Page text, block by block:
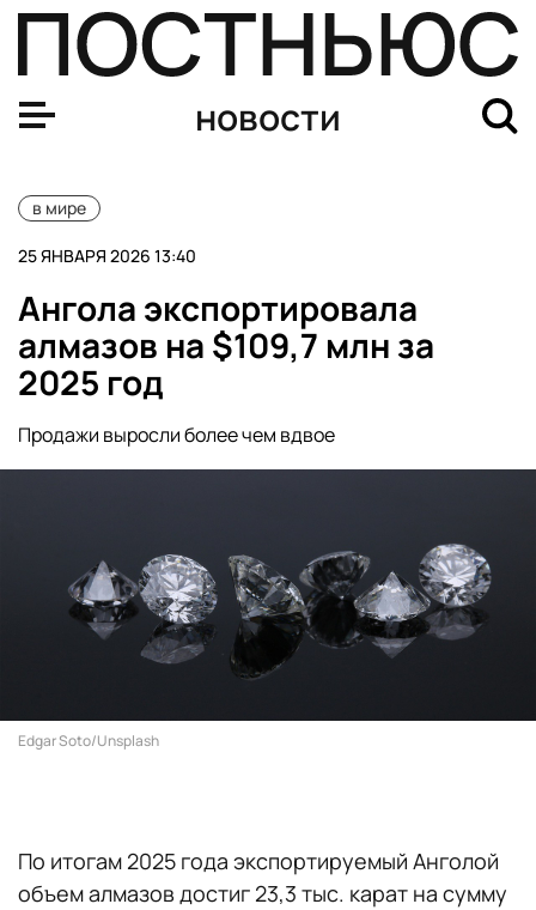
новости
в мире
25 ЯНВАРЯ 2026 13:40
Ангола экспортировала
алмазов на $109,7 млн за
2025 год
Продажи выросли более чем вдвое
Edgar Soto/Unsplash
По итогам 2025 года экспортируемый Анголой
объем алмазов достиг 23,3 тыс. карат на сумму
Американцы массово скупают продукты в ожидании